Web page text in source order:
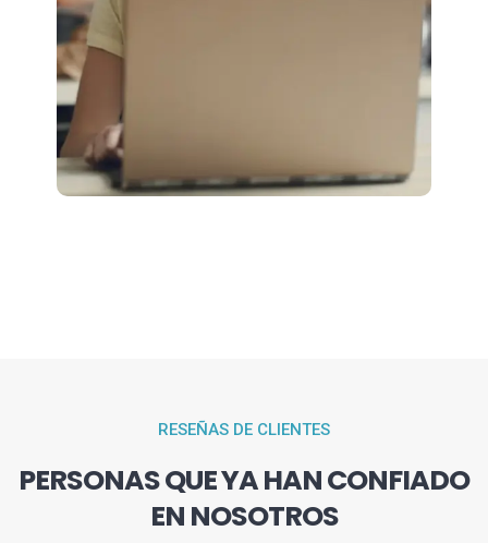
RESEÑAS DE CLIENTES
PERSONAS QUE YA HAN CONFIADO
EN NOSOTROS